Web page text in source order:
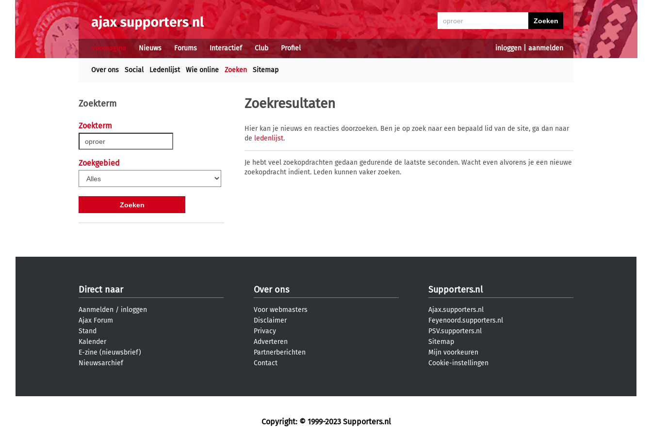
inloggen aanmelden
Voorpagina Nieuws Forums Interactief Club Profiel
Over ons Social Ledenlijst Wie online Zoeken Sitemap
Zoekterm
Zoekterm
Zoekgebied
Zoekresultaten
Hier kan je nieuws en reacties doorzoeken. Ben je op zoek naar een bepaald lid van de site, ga dan naar
de ledenlijst.
Je hebt veel zoekopdrachten gedaan gedurende de laatste seconden. Wacht even alvorens je een nieuwe
zoekopdracht indient. Leden kunnen vaker zoeken.
Direct naar
Aanmelden / inloggen
Ajax Forum
Stand
Kalender
E-zine (nieuwsbrief)
Nieuwsarchief
Over ons
Voor webmasters
Disclaimer
Privacy
Adverteren
Partnerberichten
Contact
Supporters.nl
Ajax.supporters.nl
Feyenoord.supporters.nl
PSV.supporters.nl
Sitemap
Mijn voorkeuren
Cookie-instellingen
Copyright: © 1999-2023 Supporters.nl